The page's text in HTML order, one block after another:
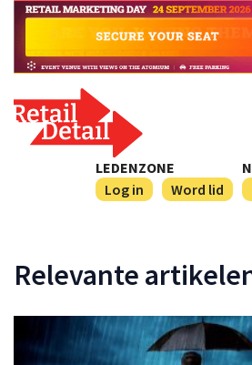
LEDENZONE
Log in
Word lid
Relevante